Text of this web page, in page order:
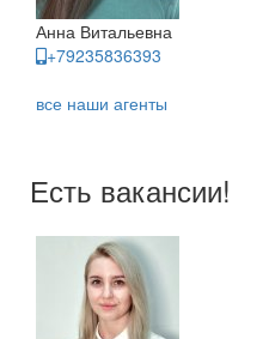
Анна Витальевна
+79235836393
все наши агенты
Есть вакансии!